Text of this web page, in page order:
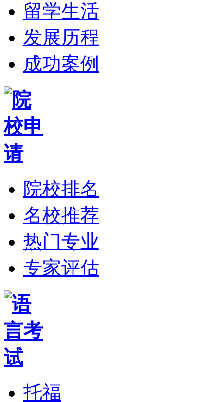
留学生活
发展历程
成功案例
院校排名
名校推荐
热门专业
专家评估
托福